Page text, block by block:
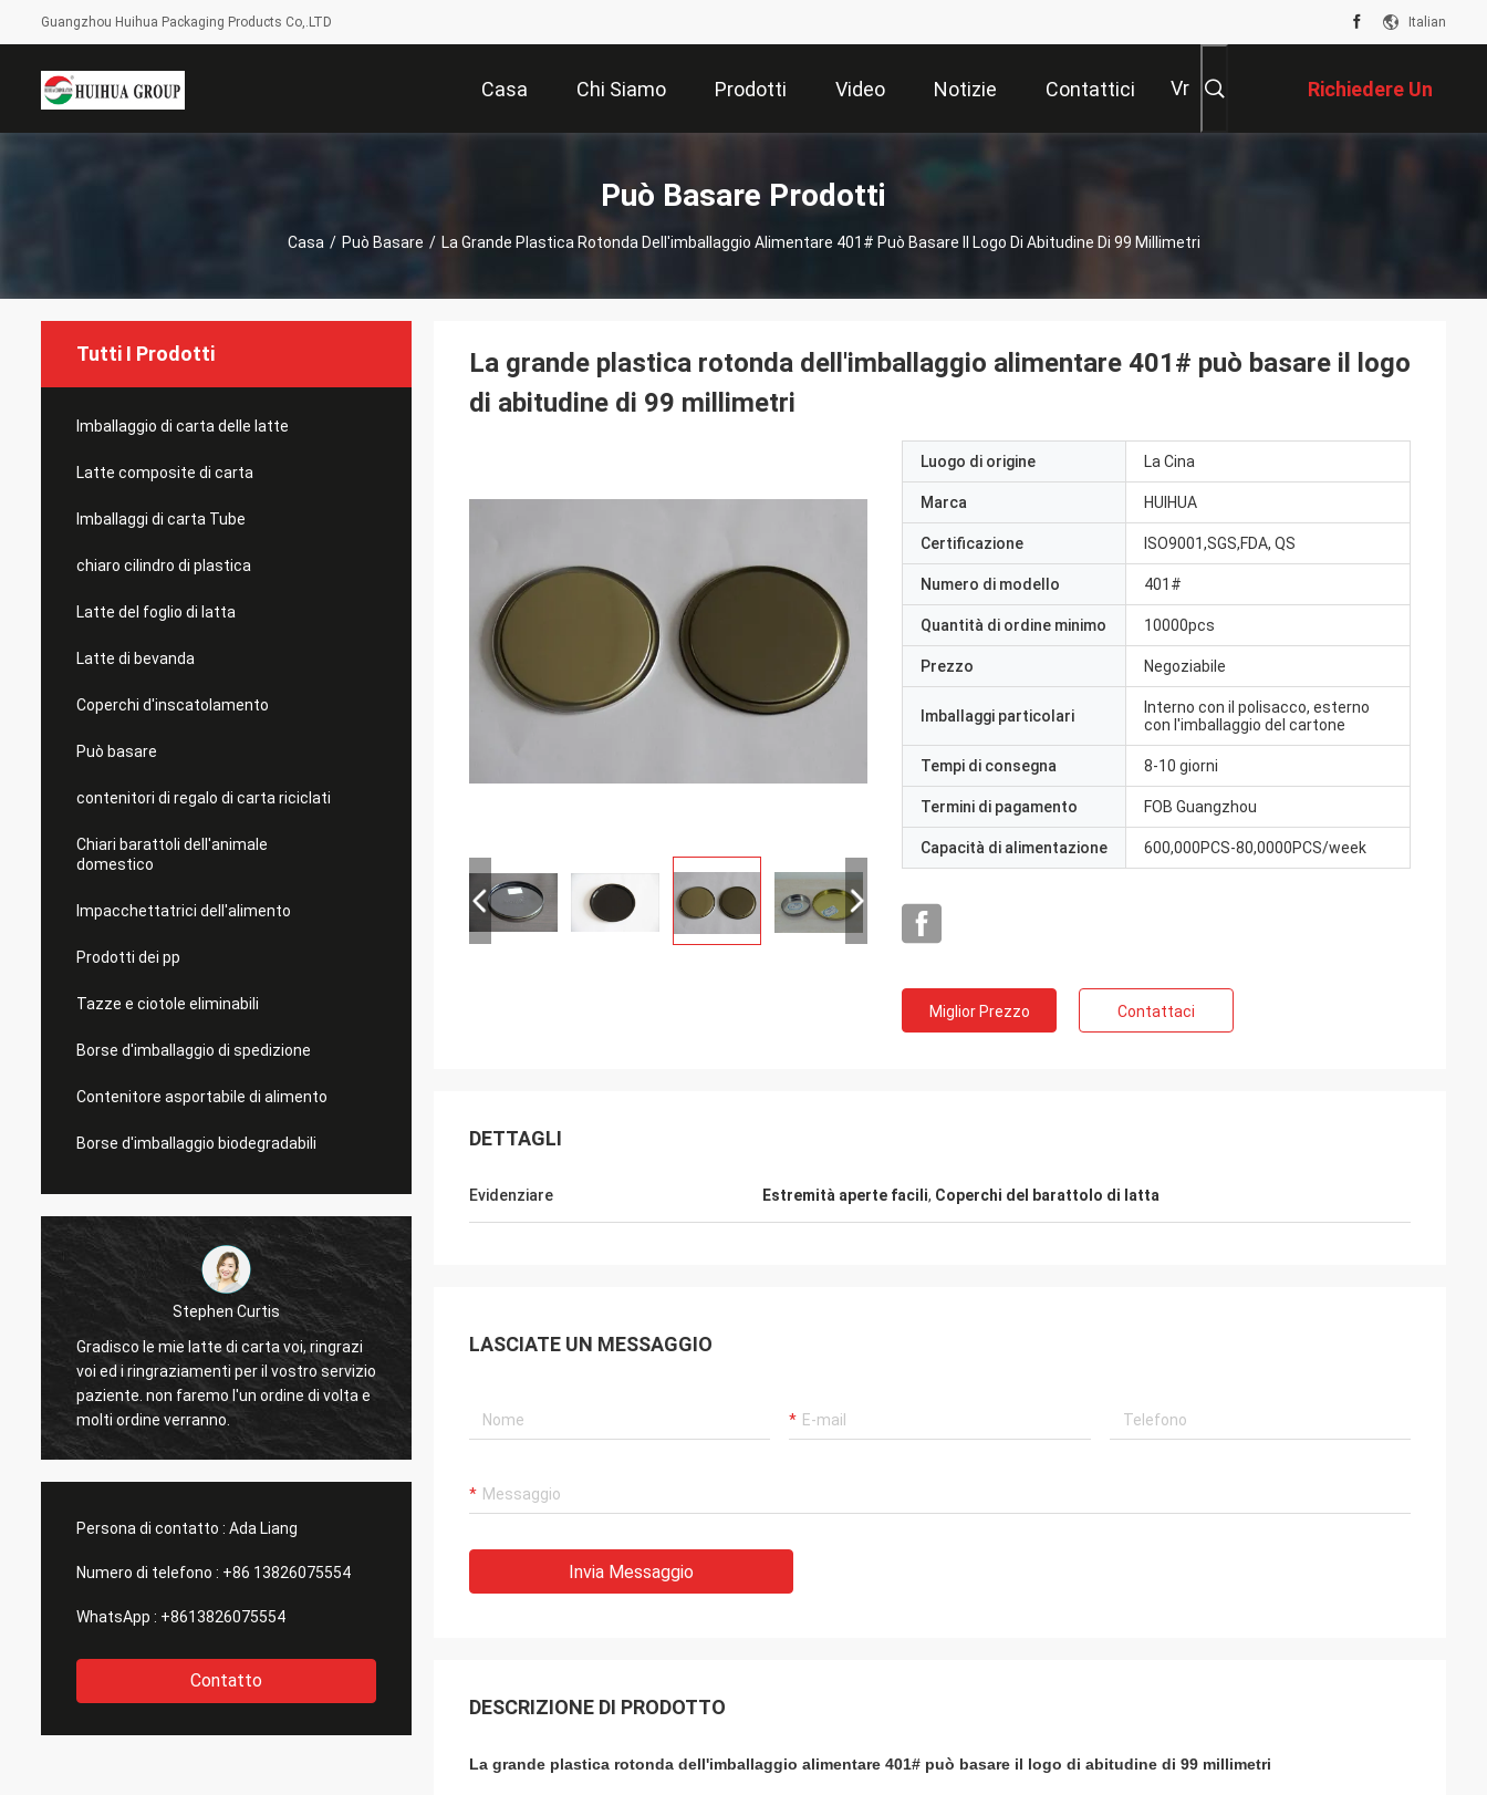
Guangzhou Huihua Packaging Products Co,.LTD Italian
Casa Chi Siamo Prodotti Video Notizie Contattici Vr Richiedere Un
Preventivo
Può Basare Prodotti
Casa / Può Basare / La Grande Plastica Rotonda Dell'imballaggio Alimentare 401# Può Basare Il Logo Di Abitudine Di 99 Millimetri
Tutti I Prodotti
Imballaggio di carta delle latte
Latte composite di carta
Imballaggi di carta Tube
chiaro cilindro di plastica
Latte del foglio di latta
Latte di bevanda
Coperchi d'inscatolamento
Può basare
contenitori di regalo di carta riciclati
Chiari barattoli dell'animale
domestico
Impacchettatrici dell'alimento
Prodotti dei pp
Tazze e ciotole eliminabili
Borse d'imballaggio di spedizione
Contenitore asportabile di alimento
Borse d'imballaggio biodegradabili
Risposta elusiva di Linda
I chip inscatolano è dei chip mie e le buone
vendite molto bene ora. Vi terrò in tocco.
tutti gli aggiornamenti.
Persona di contatto : Ada Liang
Numero di telefono : +86 13826075554
WhatsApp : +8613826075554
Contatto
La grande plastica rotonda dell'imballaggio alimentare 401# può basare il logo
di abitudine di 99 millimetri
Luogo di origine La Cina
Marca HUIHUA
Certificazione ISO9001,SGS,FDA, QS
Numero di modello 401#
Quantità di ordine minimo 10000pcs
Prezzo Negoziabile
Imballaggi particolari
Interno con il polisacco, esterno
con l'imballaggio del cartone
Tempi di consegna 8-10 giorni
Termini di pagamento FOB Guangzhou
Capacità di alimentazione 600,000PCS-80,0000PCS/week
Miglior Prezzo Contattaci
DETTAGLI
Evidenziare Estremità aperte facili, Coperchi del barattolo di latta
LASCIATE UN MESSAGGIO
Invia Messaggio
DESCRIZIONE DI PRODOTTO
La grande plastica rotonda dell'imballaggio alimentare 401# può basare il logo di abitudine di 99 millimetri